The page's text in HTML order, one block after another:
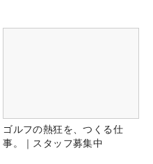
ゴルフの熱狂を、つくる仕
事。｜スタッフ募集中